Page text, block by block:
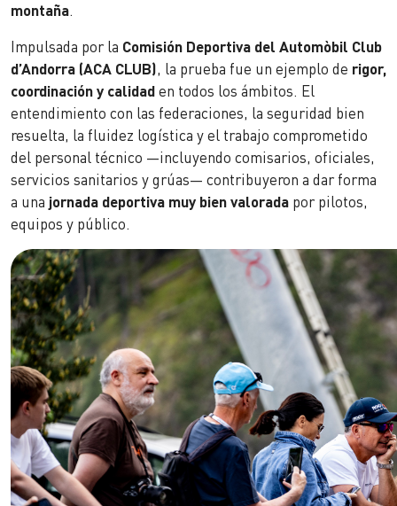
montaña.
Impulsada por la Comisión Deportiva del Automòbil Club
d’Andorra (ACA CLUB), la prueba fue un ejemplo de rigor,
coordinación y calidaden todos los ámbitos. El
entendimiento con las federaciones, la seguridad bien
resuelta, la fluidez logística y el trabajo comprometido
del personal técnico —incluyendo comisarios, oficiales,
servicios sanitarios y grúas— contribuyeron a dar forma
a una jornada deportiva muy bien valorada por pilotos,
equipos y público.